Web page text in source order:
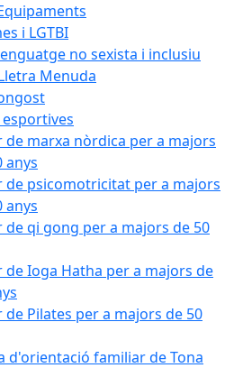
i LGTBI
no sexista i inclusiu
Menuda
de marxa nòrdica per a majors
anys
de psicomotricitat per a majors
anys
de qi gong per a majors de 50
de Ioga Hatha per a majors de
de Pilates per a majors de 50
d'orientació familiar de Tona